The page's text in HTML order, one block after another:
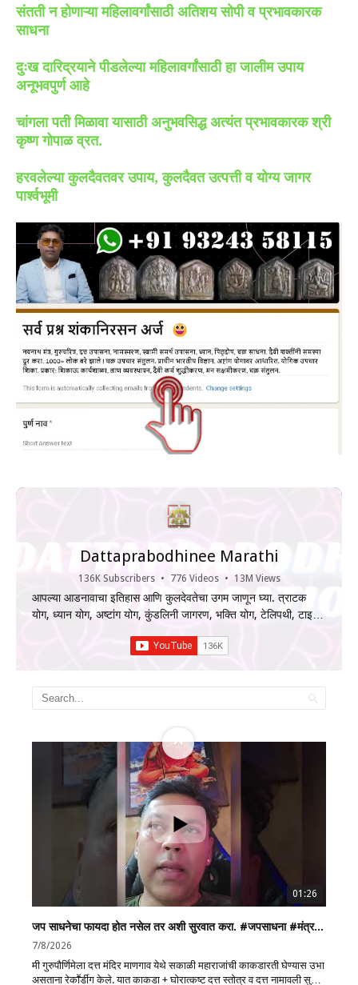
संतती न होणाऱ्या महिलावर्गांसाठी अतिशय सोपी व प्रभावकारक
साधना
दुःख दारिद्रयाने पीडलेल्या महिलावर्गांसाठी हा जालीम उपाय
अनूभवपुर्ण आहे
चांगला पती मिळावा यासाठी अनुभवसिद्ध अत्यंत प्रभावकारक श्री
कृष्ण गोपाळ व्रत.
हरवलेल्या कुलदैवतवर उपाय, कुलदैवत उत्पत्ती व योग्य जागर
पार्श्वभूमी
Dattaprabodhinee Marathi
136K Subscribers • 776 Videos • 13M Views
आपल्या आडनावाचा इतिहास आणि कुलदेवतेचा उगम जाणून घ्या. त्राटक
योग, ध्यान योग, अष्टांग योग, कुंडलिनी जागरण, भक्ति योग, टेलिपथी, टाइम
स्वामी समर्थ उपासना, पितृदोष निवारण, चक्र साधना आणि चक्र हीलिंग
informational purposes only. While we strive to provide
based on this information is strictly at your own risk. The
Channel/Speaker will not be responsible for any loss or
damage arising from its use. #कुळदेवता #आडनावइतिहास
#त्राटकयोग #अष्टांगयोग #कुंडलिनीयोग #चक्रहीलिंग #पितृदोष
#गुरुचरित्र #स्वामीसमर्थ #दत्तउपासना #नामस्मरण
#ancientindianscience #mindpower #karmacleansing
01:26
जप साधनेचा फायदा होत नसेल तर अशी सुरवात करा. #जपसाधना #मंत्रजप #ध्यान
7/8/2026
मी गुरुपौर्णिमेला दत्त मंदिर माणगाव येथे सकाळी महाराजांची काकडारती घेण्यास उभा
असताना रेकाॕर्डीग केले. यात काकडा + घोरात्कष्ट दत्त स्तोत्र व दत्त नामावली सुद्धा